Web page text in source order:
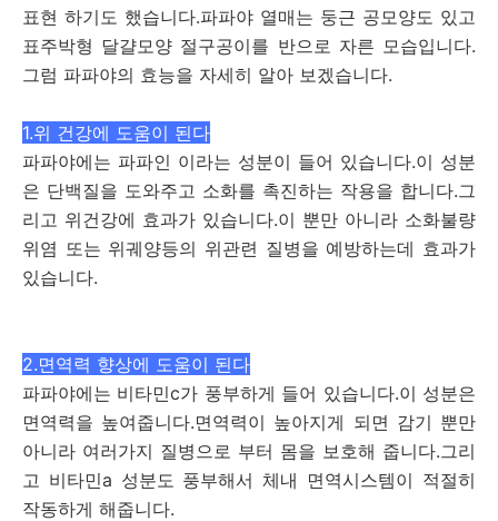
표현 하기도 했습니다.파파야 열매는 둥근 공모양도 있고
표주박형 달걀모양 절구공이를 반으로 자른 모습입니다.
그럼 파파야의 효능을 자세히 알아 보겠습니다.
1.위 건강에 도움이 된다
파파야에는 파파인 이라는 성분이 들어 있습니다.이 성분
은 단백질을 도와주고 소화를 촉진하는 작용을 합니다.그
리고 위건강에 효과가 있습니다.이 뿐만 아니라 소화불량
위염 또는 위궤양등의 위관련 질병을 예방하는데 효과가
있습니다.
2.면역력 향상에 도움이 된다
파파야에는 비타민c가 풍부하게 들어 있습니다.이 성분은
면역력을 높여줍니다.면역력이 높아지게 되면 감기 뿐만
아니라 여러가지 질병으로 부터 몸을 보호해 줍니다.그리
고 비타민a 성분도 풍부해서 체내 면역시스템이 적절히
작동하게 해줍니다.